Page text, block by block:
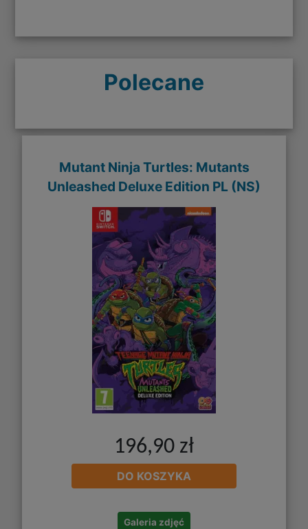
Polecane
Mutant Ninja Turtles: Mutants
Unleashed Deluxe Edition PL (NS)
196,90 zł
DO KOSZYKA
Galeria zdjęć